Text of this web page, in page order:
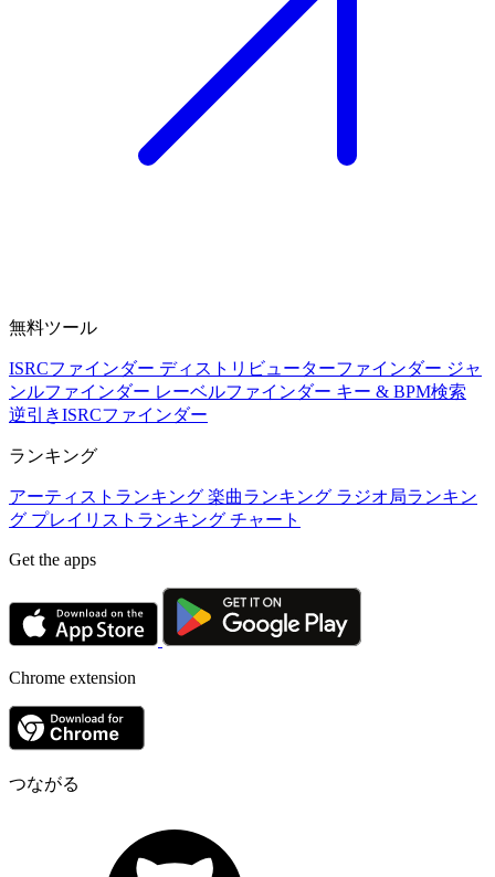
無料ツール
ISRCファインダー ディストリビューターファインダー ジャ
ンルファインダー レーベルファインダー キー & BPM検索
逆引きISRCファインダー
ランキング
アーティストランキング 楽曲ランキング ラジオ局ランキン
グ プレイリストランキング チャート
Get the apps
Chrome extension
つながる